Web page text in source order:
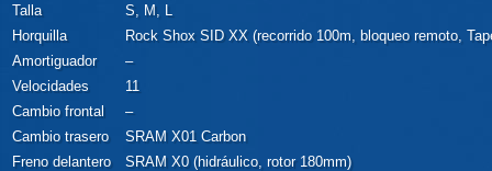
Talla
S, M, L
Horquilla
Rock Shox SID XX (recorrido 100m, bloqueo remoto,
Amortiguador
–
Velocidades
11
Cambio frontal
–
Cambio trasero
SRAM X01 Carbon
Freno delantero
SRAM X0 (hidráulico, rotor 180mm)